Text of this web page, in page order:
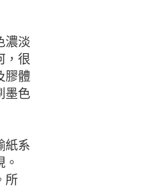
濃淡
，很
膠體
墨色
紙系
所